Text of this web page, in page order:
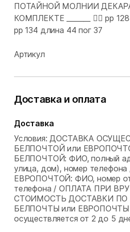
ПОТАЙНОЙ МОЛНИИ
КОМПЛЕКТЕ _______ 👉🏻 рр
рр 134 длина 44 пог 37
Артикул
Доставка и оплата
Доставка
Условия: ДОСТАВКА
БЕЛПОЧТОЙ или
БЕЛПОЧТОЙ: ФИО, полный
улица, дом), номер
ЕВРОПОЧТОЙ: ФИО, номер
телефона / ОПЛАТА ПРИ
СТОИМОСТЬ ДОСТАВКИ ПО
БЕЛПОЧТЫ или ЕВРОПОЧТЫ
осуществляется от 2 до 5